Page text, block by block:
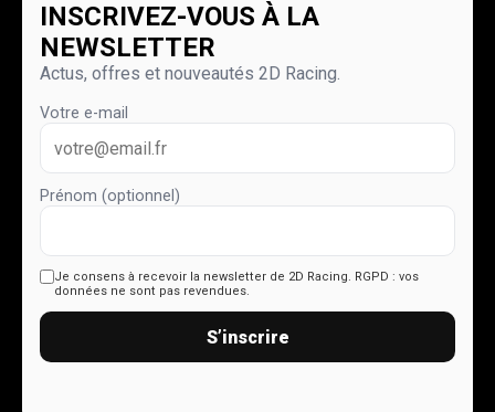
INSCRIVEZ-VOUS À LA
NEWSLETTER
Actus, offres et nouveautés 2D Racing.
Votre e-mail
Prénom (optionnel)
Je consens à recevoir la newsletter de 2D Racing. RGPD : vos
données ne sont pas revendues.
S’inscrire